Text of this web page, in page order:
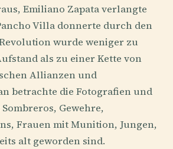
Emiliano Zapata verlangte
Villa donnerte durch den
wurde weniger zu
als zu einer Kette von
Allianzen und
betrachte die Fotografien und
Gewehre,
Frauen mit Munition, Jungen,
alt geworden sind.